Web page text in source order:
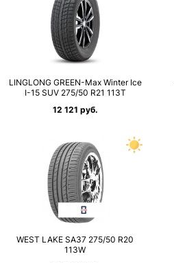
LINGLONG GREEN-Max Winter Ice
I-15 SUV 275/50 R21 113T
12 121 руб.
WEST LAKE SA37 275/50 R20
113W